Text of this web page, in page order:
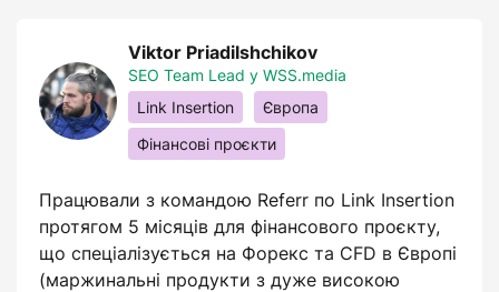
Viktor Priadilshchikov
SEO Team Lead у WSS.media
Link Insertion
Європа
Фінансові проєкти
Працювали з командою Referr по Link Insertion
протягом 5 місяців для фінансового проєкту,
що спеціалізується на Форекс та CFD в Європі
(маржинальні продукти з дуже високою